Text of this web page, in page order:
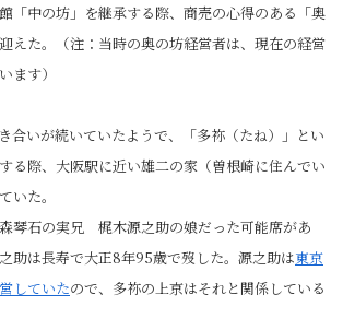
「中の坊」を継承する際、商売の心得のある「奥
えた。（注：当時の奥の坊経営者は、現在の経営
ます）
合いが続いていたようで、「多祢（たね）」とい
る際、大阪駅に近い雄二の家（曽根崎に住んでい
いた。
森琴石の実兄 梶木源之助の娘だった可能席があ
助は長寿で大正8年95歳で歿した。源之助は東京
していたので、多祢の上京はそれと関係している